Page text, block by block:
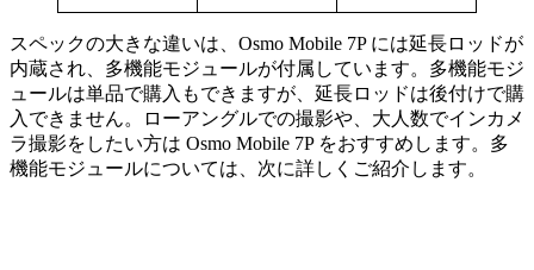
スペックの大きな違いは、Osmo Mobile 7P には延長ロッドが
内蔵され、多機能モジュールが付属しています。多機能モジ
ュールは単品で購入もできますが、延長ロッドは後付けで購
入できません。ローアングルでの撮影や、大人数でインカメ
ラ撮影をしたい方は Osmo Mobile 7P をおすすめします。多
機能モジュールについては、次に詳しくご紹介します。